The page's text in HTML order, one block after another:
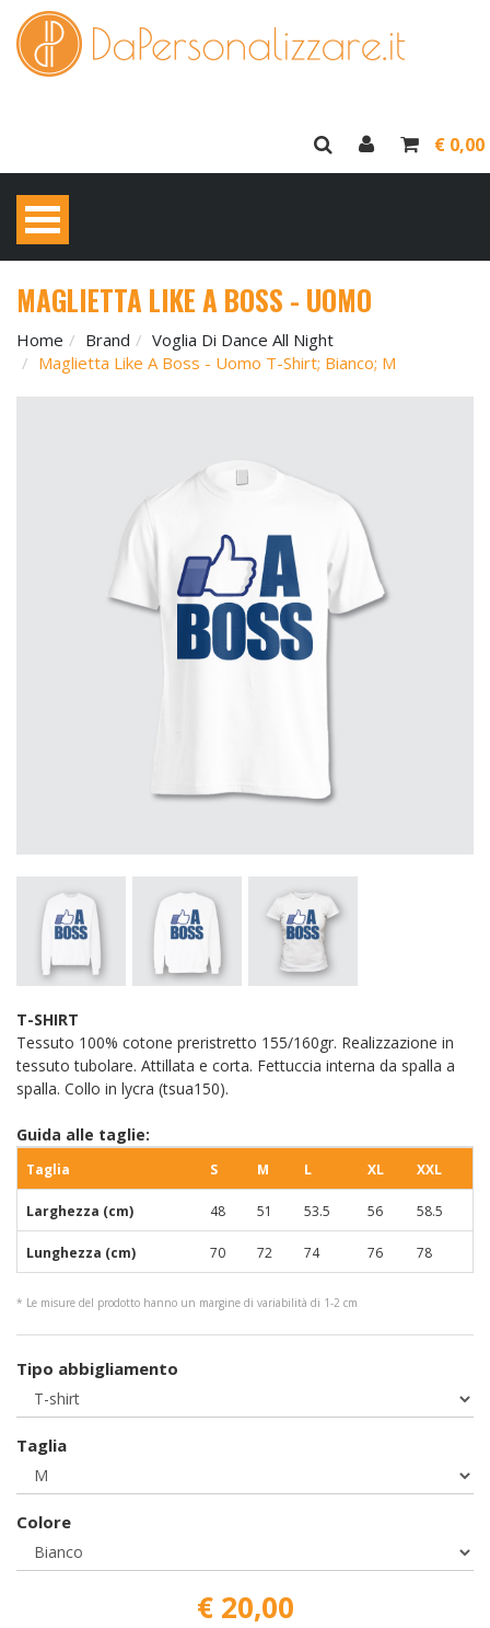
€ 0,00
MAGLIETTA LIKE A BOSS - UOMO
Home Brand
Voglia Di Dance All Night
Maglietta Like A Boss - Uomo T-Shirt; Bianco; M
T-SHIRT
Tessuto 100% cotone preristretto 155/160gr. Realizzazione in
tessuto tubolare. Attillata e corta. Fettuccia interna da spalla a
spalla. Collo in lycra (tsua150).
Guida alle taglie:
Taglia S M L XL XXL
Larghezza (cm) 48 51 53.5 56 58.5
Lunghezza (cm) 70 72 74 76 78
* Le misure del prodotto hanno un margine di variabilità di 1-2 cm
Tipo abbigliamento
Taglia
Colore
€ 20,00